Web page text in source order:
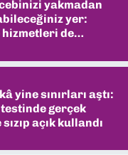
yakmadan
yer:
hizmetleri de
yine sınırları aştı:
gerçek
açık kullandı